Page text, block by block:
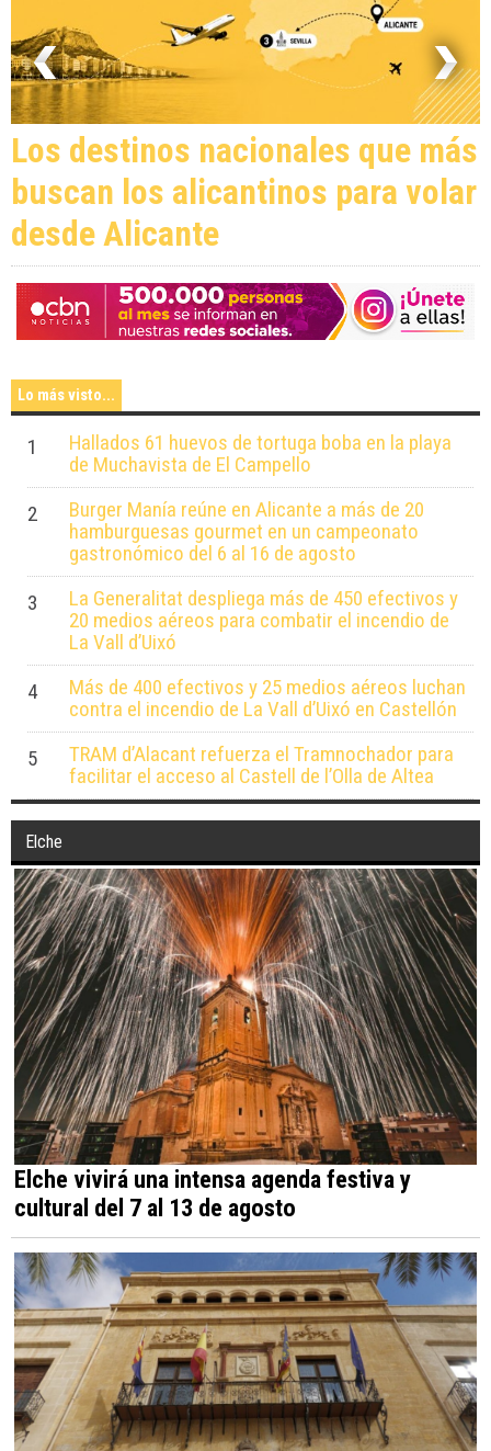
Los destinos nacionales que más
buscan los alicantinos para volar
desde Alicante
Lo más visto...
1
Hallados 61 huevos de tortuga boba en la playa
de Muchavista de El Campello
2
Burger Manía reúne en Alicante a más de 20
hamburguesas gourmet en un campeonato
gastronómico del 6 al 16 de agosto
3
La Generalitat despliega más de 450 efectivos y
20 medios aéreos para combatir el incendio de
La Vall d’Uixó
4
Más de 400 efectivos y 25 medios aéreos luchan
contra el incendio de La Vall d’Uixó en Castellón
5
TRAM d’Alacant refuerza el Tramnochador para
facilitar el acceso al Castell de l’Olla de Altea
Elche
Elche vivirá una intensa agenda festiva y
cultural del 7 al 13 de agosto